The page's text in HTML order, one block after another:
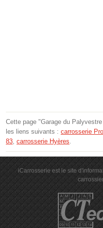
Cette page "Garage du
les liens suivants : carrosserie
83, carrosserie Hyères.
iCarrosserie est le site